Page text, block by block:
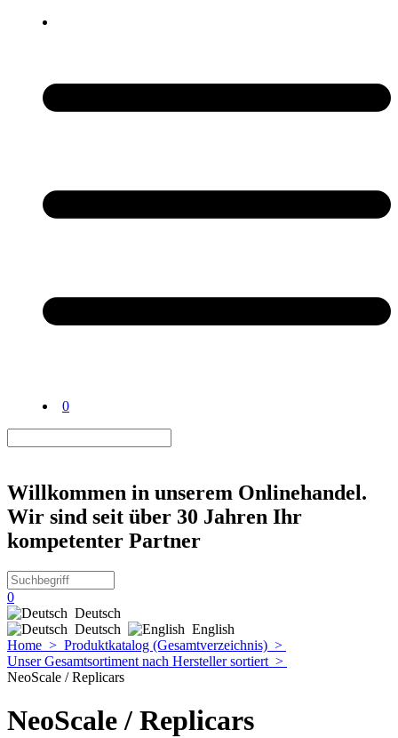
0
Willkommen in unserem Onlinehandel.
Wir sind seit über 30 Jahren Ihr
kompetenter Partner
0
Deutsch
Deutsch
English
Home > Produktkatalog (Gesamtverzeichnis) >
Unser Gesamtsortiment nach Hersteller sortiert >
NeoScale / Replicars
NeoScale / Replicars